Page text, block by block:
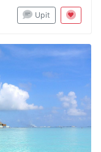
Upit